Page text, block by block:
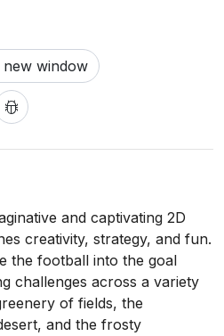
new window
and captivating 2D
creativity, strategy, and fun.
the football into the goal
challenges across a variety
of fields, the
and the frosty